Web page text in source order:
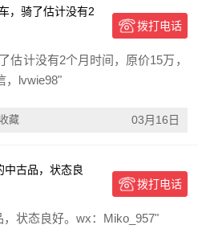
，骑了估计没有2
现
拨打电话
估计没有2个月时间，原价15万，
，lvwie98"
收藏 03月16日
中古品，状态良
拨打电话
状态良好。wx：Miko_957"